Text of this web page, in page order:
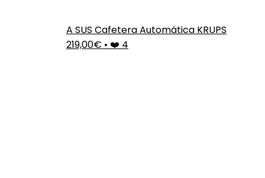
A SUS Cafetera Automática KRUPS
219,00€ • ❤️ 4